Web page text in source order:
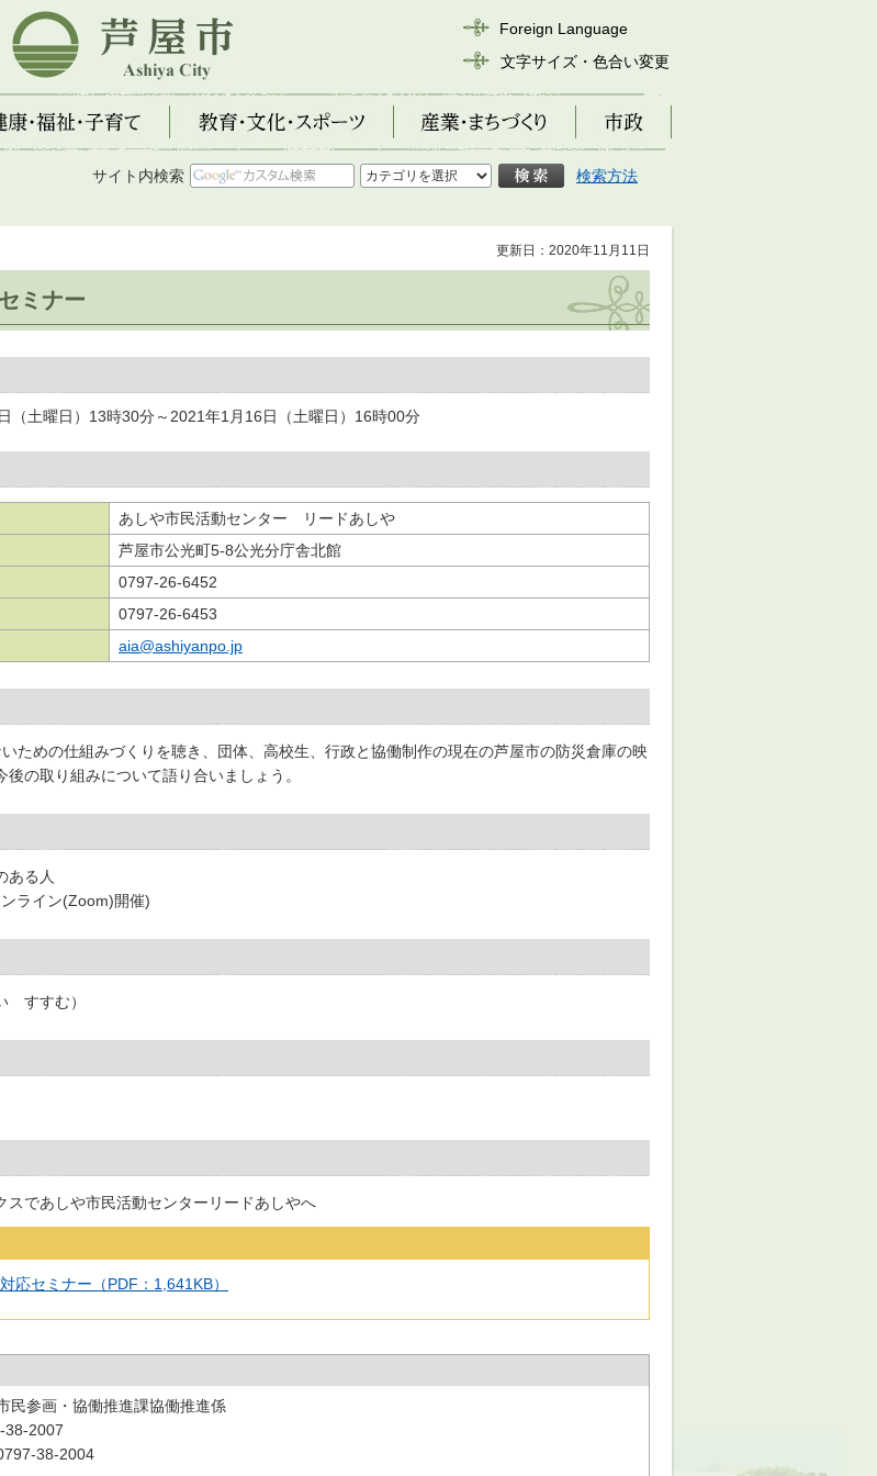
芦屋市
Foreign Language
文字サイズ・色合い変更
祉・子育て 教育・文化・スポーツ 産業・まちづくり 市政
サイト内検索 検索方法
更新日：2020年11月11日
ミナー
（土曜日）13時30分～2021年1月16日（土曜日）16時00分
あしや市民活動センター リードあしや
芦屋市公光町5-8公光分庁舎北館
0797-26-6452
0797-26-6453
aia@ashiyanpo.jp
ための仕組みづくりを聴き、団体、高校生、行政と協働制作の現在の芦屋市の防災倉庫の映
後の取り組みについて語り合いましょう。
ある人
ライン(Zoom)開催)
すすむ）
スであしや市民活動センターリードあしやへ
応セミナー（PDF：1,641KB）
民参画・協働推進課協働推進係
38-2007
38-2004